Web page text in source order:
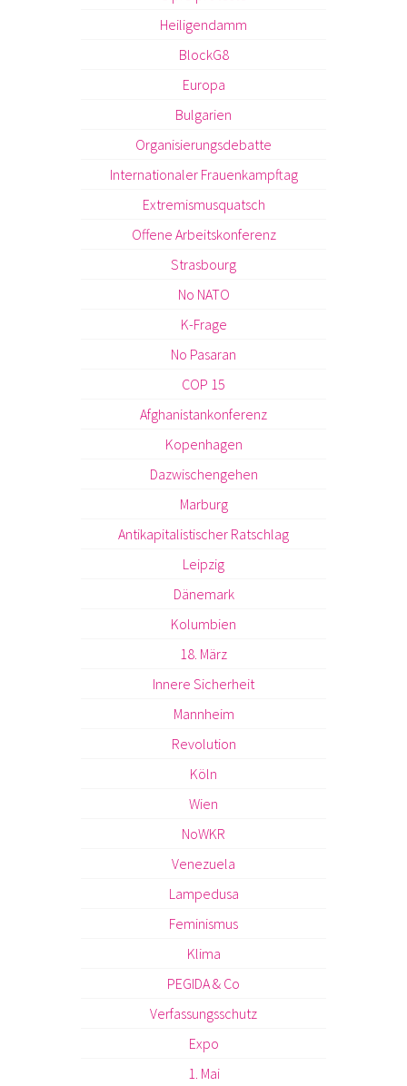
Heiligendamm
BlockG8
Europa
Bulgarien
Organisierungsdebatte
Internationaler Frauenkampftag
Extremismusquatsch
Offene Arbeitskonferenz
Strasbourg
No NATO
K-Frage
No Pasaran
COP 15
Afghanistankonferenz
Kopenhagen
Dazwischengehen
Marburg
Antikapitalistischer Ratschlag
Leipzig
Dänemark
Kolumbien
18. März
Innere Sicherheit
Mannheim
Revolution
Köln
Wien
NoWKR
Venezuela
Lampedusa
Feminismus
Klima
PEGIDA & Co
Verfassungsschutz
Expo
1. Mai